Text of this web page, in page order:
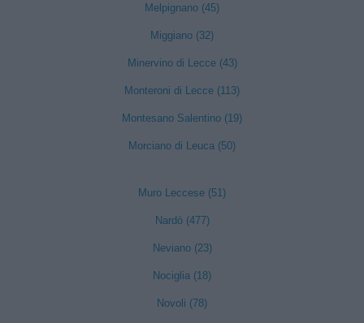
Melpignano (45)
Miggiano (32)
Minervino di Lecce (43)
Monteroni di Lecce (113)
Montesano Salentino (19)
Morciano di Leuca (50)
Muro Leccese (51)
Nardò (477)
Neviano (23)
Nociglia (18)
Novoli (78)